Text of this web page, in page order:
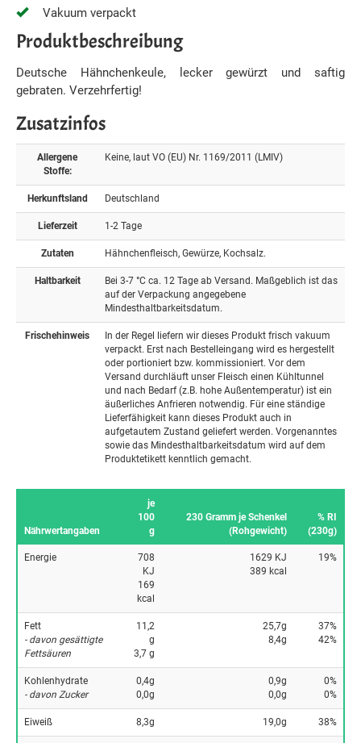
Vakuum verpackt
Produktbeschreibung
Deutsche Hähnchenkeule, lecker gewürzt und saftig
gebraten. Verzehrfertig!
Zusatzinfos
Allergene
Stoffe:
Keine, laut VO (EU) Nr. 1169/2011 (LMIV)
Herkunftsland Deutschland
Lieferzeit 1-2 Tage
Zutaten Hähnchenfleisch, Gewürze, Kochsalz.
Haltbarkeit
Bei 3-7 °C ca. 12 Tage ab Versand. Maßgeblich ist das
auf der Verpackung angegebene
Mindesthaltbarkeitsdatum.
Frischehinweis
In der Regel liefern wir dieses Produkt frisch vakuum
verpackt. Erst nach Bestelleingang wird es hergestellt
oder portioniert bzw. kommissioniert. Vor dem
Versand durchläuft unser Fleisch einen Kühltunnel
und nach Bedarf (z.B. hohe Außentemperatur) ist ein
äußerliches Anfrieren notwendig. Für eine ständige
Lieferfähigkeit kann dieses Produkt auch in
aufgetautem Zustand geliefert werden. Vorgenanntes
sowie das Mindesthaltbarkeitsdatum wird auf dem
Produktetikett kenntlich gemacht.
Nährwertangaben
je
100
g
230 Gramm je Schenkel
(Rohgewicht)
% RI
(230g)
Energie
708
KJ
169
kcal
1629 KJ
389 kcal
19%
Fett
- davon gesättigte
Fettsäuren
11,2
g
3,7 g
25,7g
8,4g
37%
42%
Kohlenhydrate
- davon Zucker
0,4g
0,0g
0,9g
0,0g
0%
0%
Eiweiß 8,3g 19,0g 38%